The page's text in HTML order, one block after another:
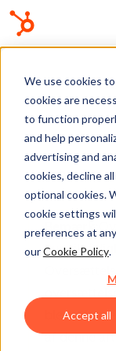
We use cookies
cookies are
to function
and help
advertising and
cookies, decline
optional cookies.
cookie settings
preferences at
ourCookie Policy.
Accept all
Forbundet E-
Bemærk:
kun til
blevet
af denne